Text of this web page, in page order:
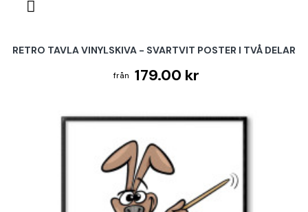
RETRO TAVLA VINYLSKIVA - SVARTVIT POSTER I TVÅ DELAR
179.00 kr